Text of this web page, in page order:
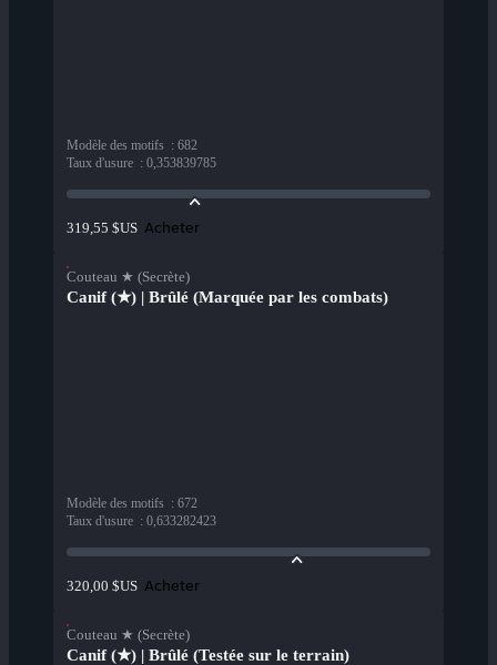
Modèle des motifs : 682
Taux d'usure : 0,353839785
319,55 $US Acheter
Couteau ★ (Secrète)
Canif (★) | Brûlé (Marquée par les combats)
Modèle des motifs : 672
Taux d'usure : 0,633282423
320,00 $US Acheter
Couteau ★ (Secrète)
Canif (★) | Brûlé (Testée sur le terrain)